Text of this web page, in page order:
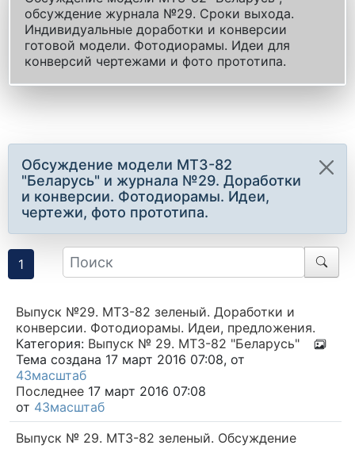
обсуждение журнала №29. Сроки выхода.
Индивидуальные доработки и конверсии
готовой модели. Фотодиорамы. Идеи для
конверсий чертежами и фото прототипа.
Обсуждение модели МТЗ-82
"Беларусь" и журнала №29. Доработки
и конверсии. Фотодиорамы. Идеи,
чертежи, фото прототипа.
1
Выпуск №29. МТЗ-82 зеленый. Доработки и
конверсии. Фотодиорамы. Идеи, предложения.
Категория: Выпуск № 29. МТЗ-82 "Беларусь"
Тема создана 17 март 2016 07:08, от
43масштаб
Последнее 17 март 2016 07:08
от 43масштаб
Выпуск № 29. МТЗ-82 зеленый. Обсуждение